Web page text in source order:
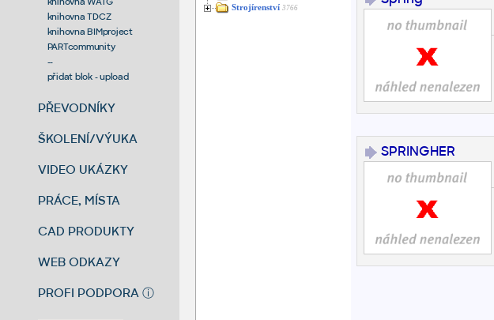
knihovna TDCZ
knihovna BIMproject
PARTcommunity
--
přidat blok - upload
PŘEVODNÍKY
ŠKOLENÍ/VÝUKA
VIDEO UKÁZKY
PRÁCE, MÍSTA
CAD PRODUKTY
WEB ODKAZY
PROFI PODPORA ⓘ
Strojírenství 3766
SPRINGHER